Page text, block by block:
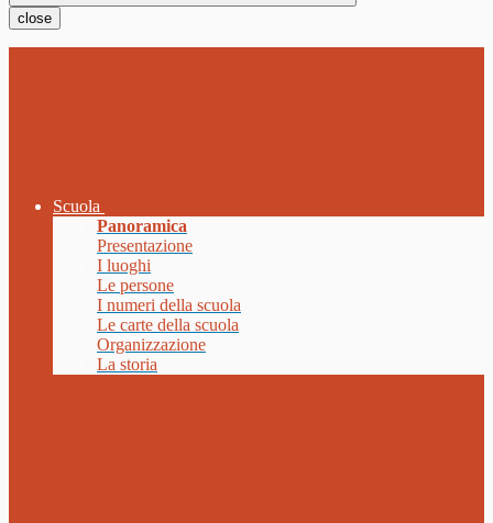
close
Scuola
Panoramica
Presentazione
I luoghi
Le persone
I numeri della scuola
Le carte della scuola
Organizzazione
La storia